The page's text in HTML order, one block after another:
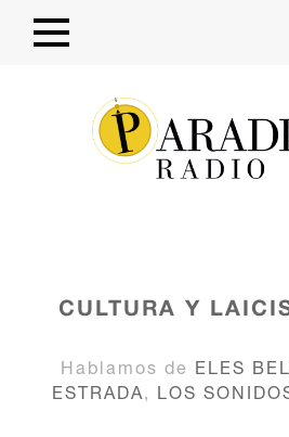
CULTURA Y
Hablamos de ELES
ESTRADA, LOS